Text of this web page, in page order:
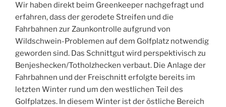
Wir haben direkt beim Greenkeeper nachgefragt und
erfahren, dass der gerodete Streifen und die
Fahrbahnen zur Zaunkontrolle aufgrund von
Wildschwein-Problemen auf dem Golfplatz notwendig
geworden sind. Das Schnittgut wird perspektivisch zu
Benjeshecken/Totholzhecken verbaut. Die Anlage der
Fahrbahnen und der Freischnitt erfolgte bereits im
letzten Winter rund um den westlichen Teil des
Golfplatzes. In diesem Winter ist der östliche Bereich